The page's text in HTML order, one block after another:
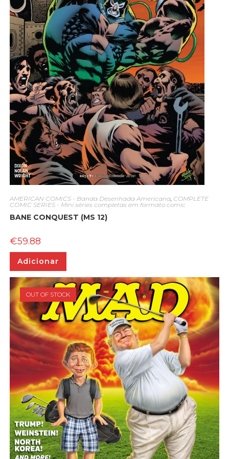
AMERICAN COMICS - Banda Desenhada Americana, COMPLETE
COMIC SERIES - Mini séries completas em formato comic
BANE CONQUEST (MS 12)
€59.88
Adicionar
OUT OF STOCK